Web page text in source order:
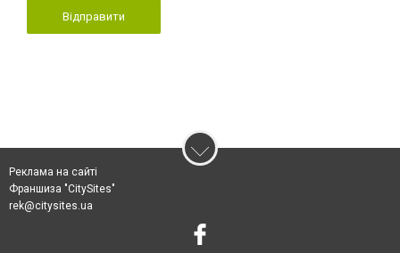
Відправити
Реклама на сайті
Франшиза "CitySites"
rek@citysites.ua